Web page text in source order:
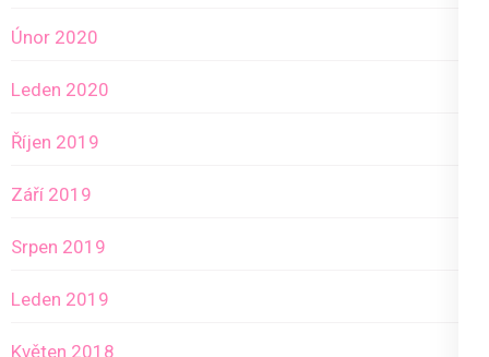
Únor 2020
Leden 2020
Říjen 2019
Září 2019
Srpen 2019
Leden 2019
Květen 2018